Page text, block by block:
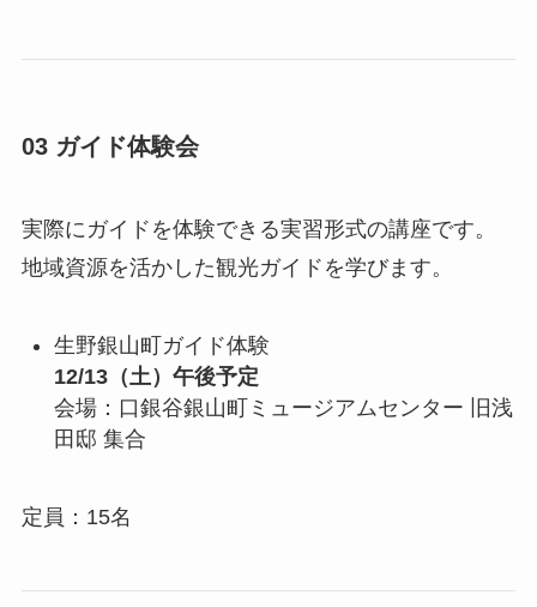
03 ガイド体験会
実際にガイドを体験できる実習形式の講座です。
地域資源を活かした観光ガイドを学びます。
生野銀山町ガイド体験
12/13（土）午後予定
会場：口銀谷銀山町ミュージアムセンター 旧浅
田邸 集合
定員：15名